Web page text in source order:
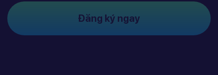
Đăng ký ngay